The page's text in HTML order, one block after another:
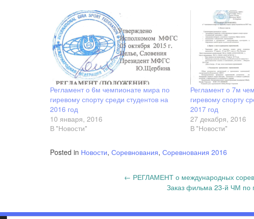
Регламент о 6м чемпионате мира по
гиревому спорту среди студентов на
2016 год
10 января, 2016
В "Новости"
Регламент о 7м
гиревому спорту
2017 год
27 декабря, 2016
В "Новости"
Posted in Новости, Соревнования, Соревнования 2016
← РЕГЛАМЕНТ о международных
Заказ фильма 23-й ЧМ по